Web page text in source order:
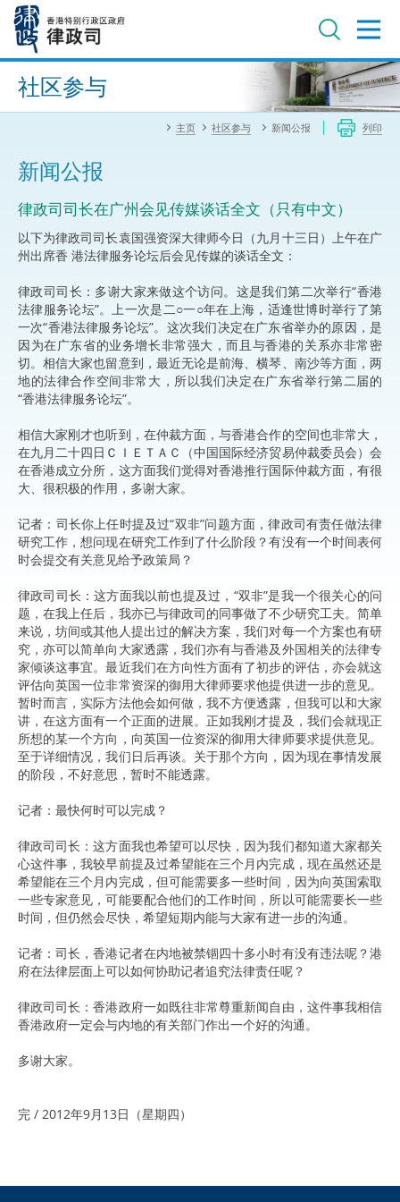
内
进阶搜寻
社区参与
主页 社区参与 新闻公报 列印
新闻公报
律政司司长在广州会见传媒谈话全文（只有中文）
以下为律政司司长袁国强资深大律师今日（九月十三日）上午在广
州出席香 港法律服务论坛后会见传媒的谈话全文：
律政司司长：多谢大家来做这个访问。这是我们第二次举行“香港
法律服务论坛”。上一次是二○一○年在上海，适逢世博时举行了第
一次“香港法律服务论坛”。这次我们决定在广东省举办的原因，是
因为在广东省的业务增长非常强大，而且与香港的关系亦非常密
切。相信大家也留意到，最近无论是前海、横琴、南沙等方面，两
地的法律合作空间非常大，所以我们决定在广东省举行第二届的
“香港法律服务论坛”。
相信大家刚才也听到，在仲裁方面，与香港合作的空间也非常大，
在九月二十四日ＣＩＥＴＡＣ（中国国际经济贸易仲裁委员会）会
在香港成立分所，这方面我们觉得对香港推行国际仲裁方面，有很
大、很积极的作用，多谢大家。
记者：司长你上任时提及过“双非”问题方面，律政司有责任做法律
研究工作，想问现在研究工作到了什么阶段？有没有一个时间表何
时会提交有关意见给予政策局？
律政司司长：这方面我以前也提及过，“双非”是我一个很关心的问
题，在我上任后，我亦已与律政司的同事做了不少研究工夫。简单
来说，坊间或其他人提出过的解决方案，我们对每一个方案也有研
究，亦可以简单向大家透露，我们亦有与香港及外国相关的法律专
家倾谈这事宜。最近我们在方向性方面有了初步的评估，亦会就这
评估向英国一位非常资深的御用大律师要求他提供进一步的意见。
暂时而言，实际方法他会如何做，我不方便透露，但我可以和大家
讲，在这方面有一个正面的进展。正如我刚才提及，我们会就现正
所想的某一个方向，向英国一位资深的御用大律师要求提供意见。
至于详细情况，我们日后再谈。关于那个方向，因为现在事情发展
的阶段，不好意思，暂时不能透露。
记者：最快何时可以完成？
律政司司长：这方面我也希望可以尽快，因为我们都知道大家都关
心这件事，我较早前提及过希望能在三个月内完成，现在虽然还是
希望能在三个月内完成，但可能需要多一些时间，因为向英国索取
一些专家意见，可能要配合他们的工作时间，所以可能需要长一些
时间，但仍然会尽快，希望短期内能与大家有进一步的沟通。
记者：司长，香港记者在内地被禁锢四十多小时有没有违法呢？港
府在法律层面上可以如何协助记者追究法律责任呢？
律政司司长：香港政府一如既往非常尊重新闻自由，这件事我相信
香港政府一定会与内地的有关部门作出一个好的沟通。
多谢大家。
完 / 2012年9月13日（星期四）